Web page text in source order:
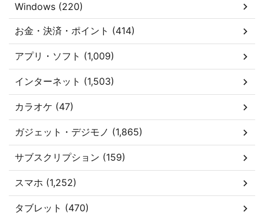
Windows (220)
お金・決済・ポイント (414)
アプリ・ソフト (1,009)
インターネット (1,503)
カラオケ (47)
ガジェット・デジモノ (1,865)
サブスクリプション (159)
スマホ (1,252)
タブレット (470)